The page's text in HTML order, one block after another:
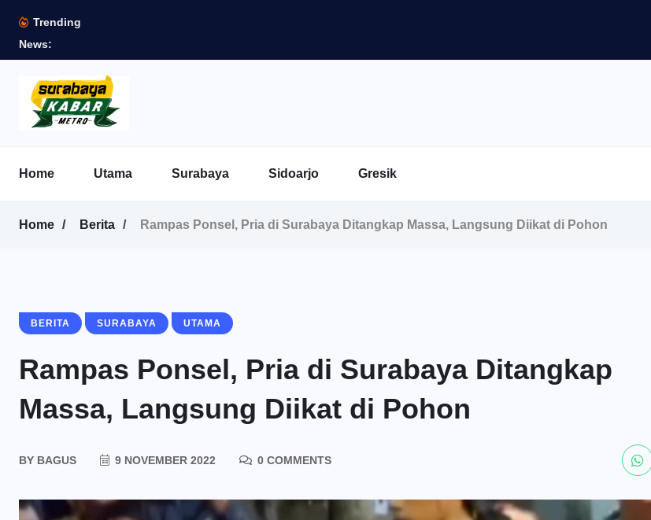
Trending
News:
Home Utama Surabaya Sidoarjo Gresik
Home Berita Rampas Ponsel, Pria di Surabaya Ditangkap Massa, Langsung Diikat di Pohon
BERITA SURABAYA UTAMA
Rampas Ponsel, Pria di Surabaya Ditangkap
Massa, Langsung Diikat di Pohon
BY BAGUS 9 NOVEMBER 2022 0 COMMENTS